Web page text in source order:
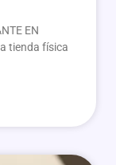
EN
tienda física